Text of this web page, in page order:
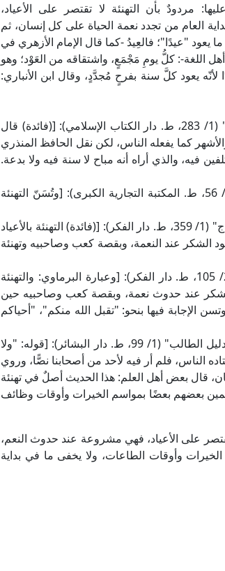
مردودٌ بأن التهنئة لا تقتصر على الأعياد،
العام من تجدد نعمة الحياة على كل إنسان، ثم
يعود "عيدًا"؛ فالعِيدُ -كما قال الإمام الأزهري في
وغيره من أهل اللغة-: كلُّ يومِ مَجْمَعٍ، واشتقاقه من العَوْد؛ وهو
لأنّه يعود كلَّ سنة بفرحٍ مُجدَّدٍ، وقال ابن الأنباري:
قال شيخ الإسلام زكريا الأنصاري الشافعي في "أسنى المطالب" (1/ 283، ط. دار الكتاب الإسلامي): [(فائدة) قال
كما يفعله الناس، لكن نقل الحافظ المنذري
فيه، والذي أراه أنه مباح لا سنة فيه ولا بدعة.
وقال العلامة ابن حجر الهيتمي الشافعي في "تحفة المحتاج" (3/ 56، ط. المكتبة التجارية الكبرى): [وتُسَنّ التهنئة
وقال العلامة القليوبي في حاشيته على "شرح المحلي على المنهاج" (1/ 359، ط. دار الفكر): [(فائدة) التهنئة بالأعياد
الشكر عند النعمة، وبقصة كعب وصاحبيه وتهنئة
وقال العلامة سليمان الجمل في "حاشيته على شرح المنهج" (2/ 105، ط. دار الفكر): [وعبارة البرماوي: والتهنئة
عند حدوث نعمة، وبقصة كعب وصاحبيه حين
الإجابة فيها بنحو: "تقبل الله منكم"، "أحياكم
وجاء في حاشية العلامة اللبدي الحنبلي على "نيل المآرب شرح دليل الطالب" (1/ 99، ط. دار البشائر): [قوله: "ولا
الناس، فلم أر فيه لأحد من أصحابنا نصًّا، وروي
قال بعض أهل العلم: هذا الحديث أصلٌ في تهنئة
بعضهم بعضًا بمواسم الخيرات وأوقات وظائف
تقتصر على الأعياد، فهي مشروعة عند حدوث النعم،
وأوقات الطاعات، ولا يخفى ما في بداية